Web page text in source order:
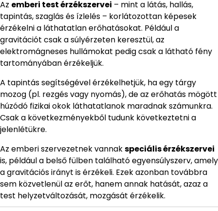
Az emberi test érzékszervei – mint a látás, hallás,
tapintás, szaglás és ízlelés – korlátozottan képesek
érzékelni a láthatatlan erőhatásokat. Például a
gravitációt csak a súlyérzeten keresztül, az
elektromágneses hullámokat pedig csak a látható fény
tartományában érzékeljük.
A tapintás segítségével érzékelhetjük, ha egy tárgy
mozog (pl. rezgés vagy nyomás), de az erőhatás mögött
húzódó fizikai okok láthatatlanok maradnak számunkra.
Csak a következményekből tudunk következtetni a
jelenlétükre.
Az emberi szervezetnek vannakspeciális érzékszervei
is, például a belső fülben található egyensúlyszerv, amely
a gravitációs irányt is érzékeli. Ezek azonban továbbra
sem közvetlenül az erőt, hanem annak hatását, azaz a
test helyzetváltozását, mozgását érzékelik.